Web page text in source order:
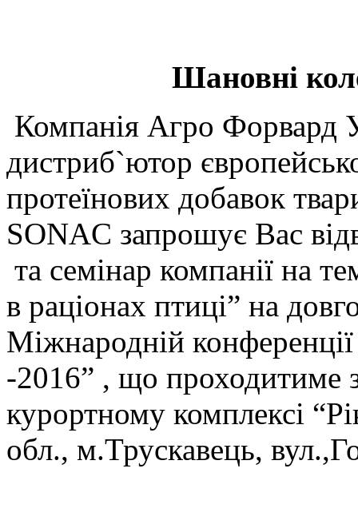
Шановні
Компанія Агро Форвард
дистриб`ютор
протеїнових добавок
SONAC запрошує Вас
та семінар компанії на
в раціонах птиці” на
Міжнародній конференції
-2016” , що проходитиме
курортному комплексі
обл., м.Трускавець,